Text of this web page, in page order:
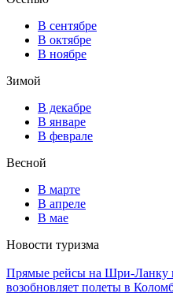
В сентябре
В октябре
В ноябре
Зимой
В декабре
В январе
В феврале
Весной
В марте
В апреле
В мае
Новости туризма
Прямые рейсы на Шри-Ланку
возобновляет полеты в